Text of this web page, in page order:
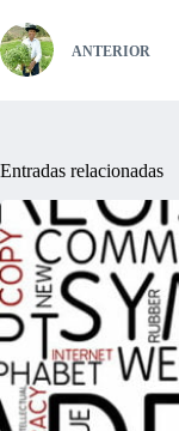
ANTERIOR
Entradas relacionadas